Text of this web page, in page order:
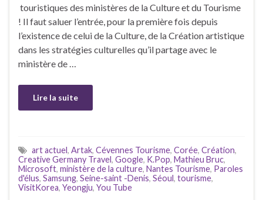
touristiques des ministères de la Culture et du Tourisme
! Il faut saluer l’entrée, pour la première fois depuis
l’existence de celui de la Culture, de la Création artistique
dans les stratégies culturelles qu’il partage avec le
ministère de …
Lire la suite
art actuel, Artak, Cévennes Tourisme, Corée, Création,
Creative Germany Travel, Google, K.Pop, Mathieu Bruc,
Microsoft, ministère de la culture, Nantes Tourisme, Paroles
d'élus, Samsung, Seine-saint -Denis, Séoul, tourisme,
VisitKorea, Yeongju, You Tube